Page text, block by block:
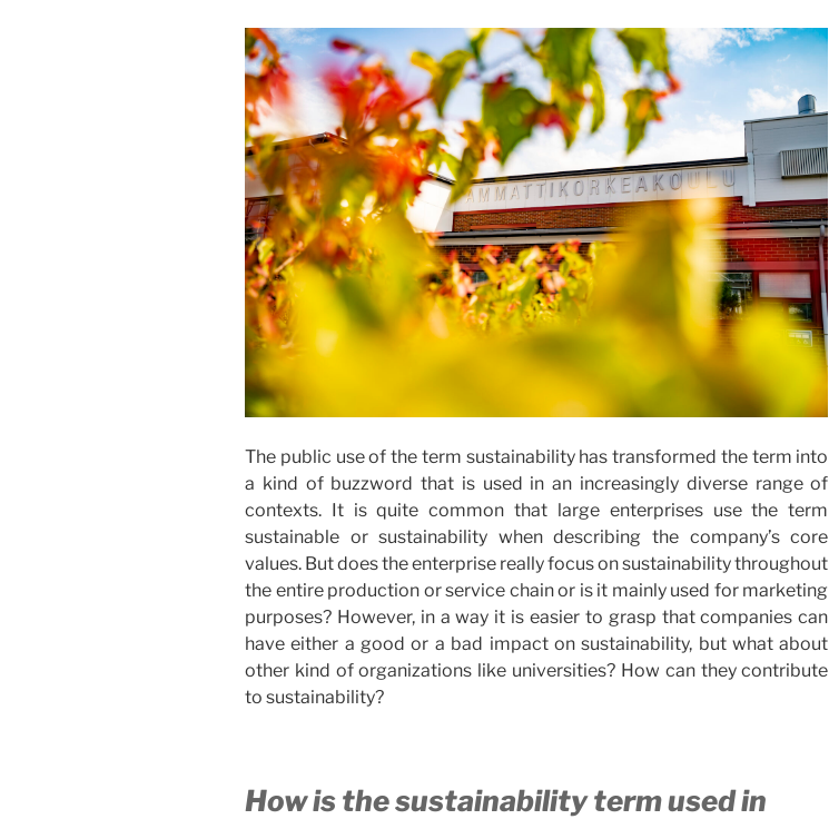
The public use of the term sustainability has transformed the term into
a kind of buzzword that is used in an increasingly diverse range of
contexts. It is quite common that large enterprises use the term
sustainable or sustainability when describing the company’s core
values. But does the enterprise really focus on sustainability throughout
the entire production or service chain or is it mainly used for marketing
purposes? However, in a way it is easier to grasp that companies can
have either a good or a bad impact on sustainability, but what about
other kind of organizations like universities? How can they contribute
to sustainability?
How is the sustainability term used in